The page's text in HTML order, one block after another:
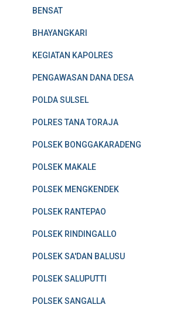
BENSAT
BHAYANGKARI
KEGIATAN KAPOLRES
PENGAWASAN DANA DESA
POLDA SULSEL
POLRES TANA TORAJA
POLSEK BONGGAKARADENG
POLSEK MAKALE
POLSEK MENGKENDEK
POLSEK RANTEPAO
POLSEK RINDINGALLO
POLSEK SA'DAN BALUSU
POLSEK SALUPUTTI
POLSEK SANGALLA